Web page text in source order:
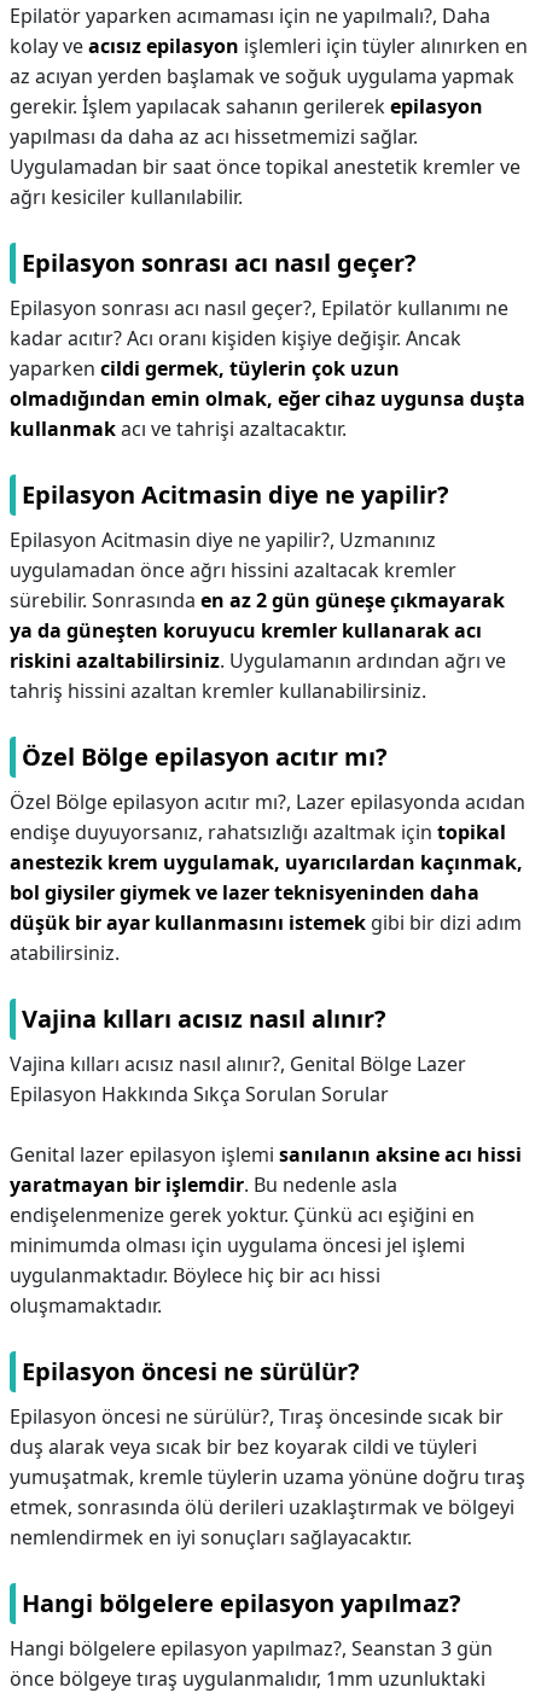
Epilatör yaparken acımaması için ne yapılmalı?, Daha
kolay veacısız epilasyon işlemleri için tüyler alınırken en
az acıyan yerden başlamak ve soğuk uygulama yapmak
gerekir. İşlem yapılacak sahanın gerilerekepilasyon
yapılması da daha az acı hissetmemizi sağlar.
Uygulamadan bir saat önce topikal anestetik kremler ve
ağrı kesiciler kullanılabilir.
Epilasyon sonrası acı nasıl geçer?
Epilasyon sonrası acı nasıl geçer?, Epilatör kullanımı ne
kadar acıtır? Acı oranı kişiden kişiye değişir. Ancak
yaparken cildi germek, tüylerin çok uzun
olmadığından emin olmak, eğer cihaz uygunsa duşta
kullanmakacı ve tahrişi azaltacaktır.
Epilasyon Acitmasin diye ne yapilir?
Epilasyon Acitmasin diye ne yapilir?, Uzmanınız
uygulamadan önce ağrı hissini azaltacak kremler
sürebilir. Sonrasında en az 2 gün güneşe çıkmayarak
ya da güneşten koruyucu kremler kullanarak acı
riskini azaltabilirsiniz. Uygulamanın ardından ağrı ve
tahriş hissini azaltan kremler kullanabilirsiniz.
Özel Bölge epilasyon acıtır mı?
Özel Bölge epilasyon acıtır mı?, Lazer epilasyonda acıdan
endişe duyuyorsanız, rahatsızlığı azaltmak için topikal
anestezik krem uygulamak, uyarıcılardan kaçınmak,
bol giysiler giymek ve lazer teknisyeninden daha
düşük bir ayar kullanmasını istemek gibi bir dizi adım
atabilirsiniz.
Vajina kılları acısız nasıl alınır?
Vajina kılları acısız nasıl alınır?, Genital Bölge Lazer
Epilasyon Hakkında Sıkça Sorulan Sorular
Genital lazer epilasyon işlemi sanılanın aksine acı hissi
yaratmayan bir işlemdir. Bu nedenle asla
endişelenmenize gerek yoktur. Çünkü acı eşiğini en
minimumda olması için uygulama öncesi jel işlemi
uygulanmaktadır. Böylece hiç bir acı hissi
oluşmamaktadır.
Epilasyon öncesi ne sürülür?
Epilasyon öncesi ne sürülür?, Tıraş öncesinde sıcak bir
duş alarak veya sıcak bir bez koyarak cildi ve tüyleri
yumuşatmak, kremle tüylerin uzama yönüne doğru tıraş
etmek, sonrasında ölü derileri uzaklaştırmak ve bölgeyi
nemlendirmek en iyi sonuçları sağlayacaktır.
Hangi bölgelere epilasyon yapılmaz?
Hangi bölgelere epilasyon yapılmaz?, Seanstan 3 gün
önce bölgeye tıraş uygulanmalıdır, 1mm uzunluktaki